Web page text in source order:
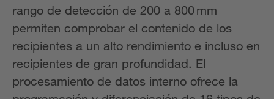
rango de detección de 200 a 800 mm
permiten comprobar el contenido de los
recipientes a un alto rendimiento e incluso en
recipientes de gran profundidad. El
procesamiento de datos interno ofrece la